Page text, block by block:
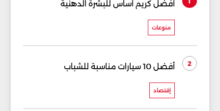
أفضل كريم أساس للبشرة الدهنية
منوعات
2 أفضل 10 سيارات مناسبة للشباب
إقتصاد